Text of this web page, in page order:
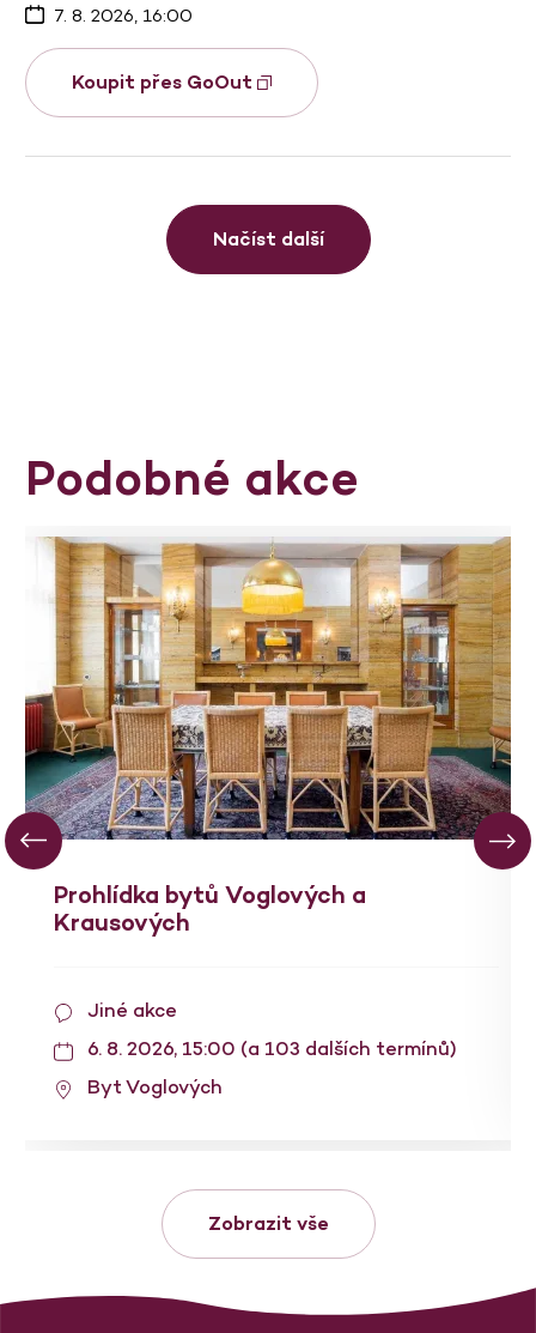
7. 8. 2026, 16:00
Koupit přes GoOut
Načíst další
Podobné akce
Prohlídka bytů Voglových a
Krausových
Jiné akce
6. 8. 2026, 15:00 (a 103 dalších termínů)
Byt Voglových
Zobrazit vše